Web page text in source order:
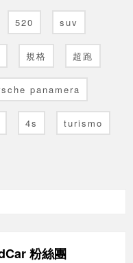
520 suv
規格 超跑
panamera
4s turismo
粉絲團